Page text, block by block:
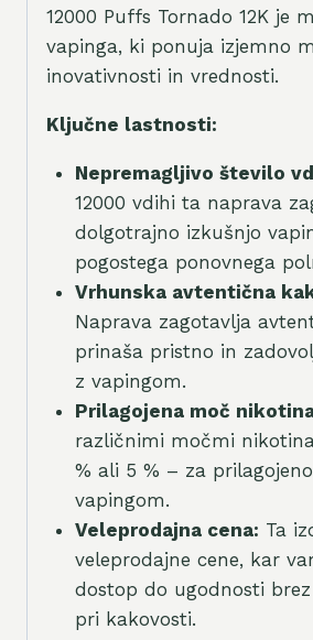
12000 Puffs Tornado 12K je
vapinga, ki ponuja izjemno
inovativnosti in vrednosti.
Ključne lastnosti:
Nepremagljivo število
12000 vdihi ta naprava
dolgotrajno izkušnjo
pogostega ponovnega
Vrhunska avtentična
Naprava zagotavlja
prinaša pristno in
z vapingom.
Prilagojena moč
različnimi močmi
% ali 5 % – za
vapingom.
Veleprodajna cena: Ta
veleprodajne cene, kar
dostop do ugodnosti
pri kakovosti.